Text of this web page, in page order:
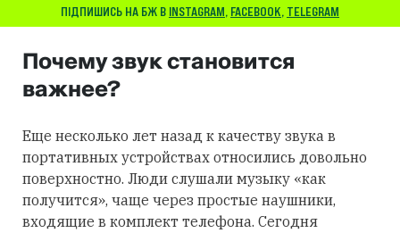
ПІДПИШИСЬ НА БЖ В INSTAGRAM, FACEBOOK, TELEGRAM
Почему звук становится
важнее?
Еще несколько лет назад к качеству звука в
портативных устройствах относились довольно
поверхностно. Люди слушали музыку «как
получится», чаще через простые наушники,
входящие в комплект телефона. Сегодня